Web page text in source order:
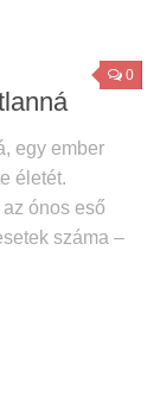
0
egy ember
életét.
ónos eső
száma –